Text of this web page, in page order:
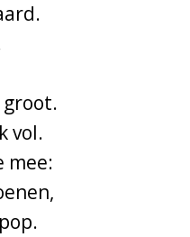
vol.
mee: